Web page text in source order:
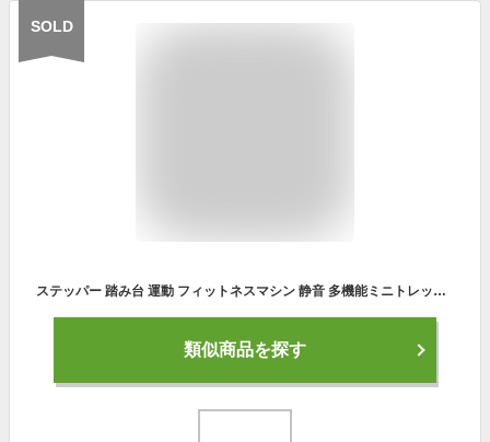
SOLD
ステッパー 踏み台 運動 フィットネスマシン 静音 多機能ミニトレッドミル装備の静かな家の負け体重ペダルフィットネス機器のステッパースポーツ 室内 エクササイズ 有酸素運動 連続使用 (Color : Black)
類似商品を探す